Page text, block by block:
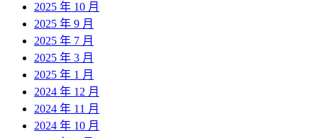
2025 年 10 月
2025 年 9 月
2025 年 7 月
2025 年 3 月
2025 年 1 月
2024 年 12 月
2024 年 11 月
2024 年 10 月